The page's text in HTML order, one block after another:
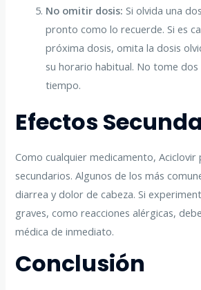
No omitir dosis: Si olvida una
pronto como lo recuerde. Si es
próxima dosis, omita la dosis
su horario habitual. No tome dos
tiempo.
Efectos
Como cualquier medicamento,
secundarios. Algunos de los más
diarrea y dolor de cabeza. Si
graves, como reacciones alérgicas,
médica de inmediato.
Conclusión